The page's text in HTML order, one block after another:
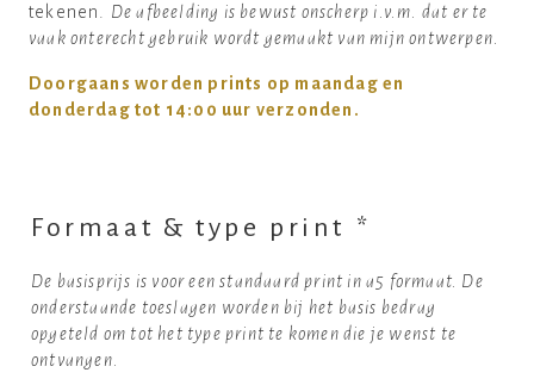
tekenen. De afbeelding is bewust onscherp i.v.m. dat er te
vaak onterecht gebruik wordt gemaakt van mijn ontwerpen.
Doorgaans worden prints op maandag en
donderdag tot 14:00 uur verzonden.
Formaat & type print *
De basisprijs is voor een standaard print in a5 formaat. De
onderstaande toeslagen worden bij het basis bedrag
opgeteld om tot het type print te komen die je wenst te
ontvangen.